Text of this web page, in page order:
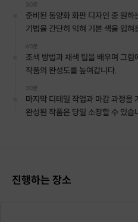
30분
준비된 동양화 화판 디자인 중 원
기법을 간단히 익혀 기본 색을 입혀
60분
조색 방법과 채색 팁을 배우며 그
작품의 완성도를 높여갑니다.
30분
마지막 디테일 작업과 마감 과정을
완성된 작품은 당일 소장할 수 있습
진행하는 장소